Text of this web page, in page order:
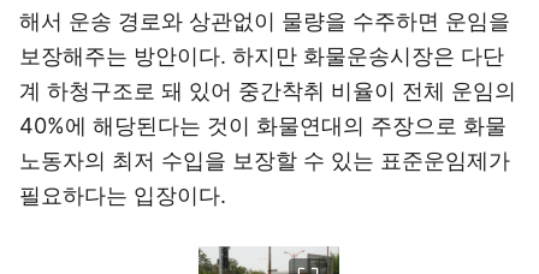
해서 운송 경로와 상관없이 물량을 수주하면 운임을
보장해주는 방안이다. 하지만 화물운송시장은 다단
계 하청구조로 돼 있어 중간착취 비율이 전체 운임의
40%에 해당된다는 것이 화물연대의 주장으로 화물
노동자의 최저 수입을 보장할 수 있는 표준운임제가
필요하다는 입장이다.